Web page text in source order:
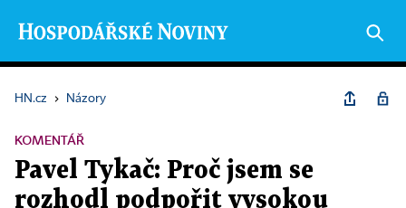
HN.cz › Názory
KOMENTÁŘ
Pavel Tykač: Proč jsem se
rozhodl podpořit vysokou